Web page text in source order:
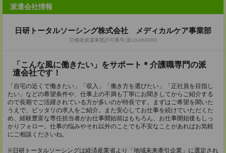
派遣会社情報
日研トータルソーシング株式会社 メディカルケア事業部
労働者派遣事業許可番号:派13-060060
「こんな風に働きたい」をサポート＊介護職専門の派
遣会社です！
「自宅の近くで働きたい」「収入」「働き方を選びたい」「正社員を目指し
たい」などの希望条件や、仕事上の不満も丁寧にお聞きしてからご紹介する
ので長期でご活躍されている方が多いのが特長です。まずはご希望を聞いた
うえで、ピッタリの求人をご紹介。また安心してお仕事を続けていただくた
め、経験豊富な専任担当者がお仕事開始前はもちろん、お仕事開始後もしっ
かりフォロー。仕事の悩みやそれ以外のことでも不安なことがあればお気軽
にご相談くださいね。
※日研トータルソーシングは経済産業省より「地域未来牽引企業」に選定され